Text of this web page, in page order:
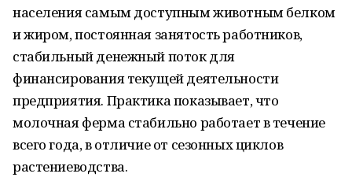
населения самым доступным животным белком
и жиром, постоянная занятость работников,
стабильный денежный поток для
финансирования текущей деятельности
предприятия. Практика показывает, что
молочная ферма стабильно работает в течение
всего года, в отличие от сезонных циклов
растениеводства.